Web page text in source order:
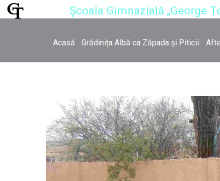
Școala Gimnazială „George
Acasă Grădinița Albă ca Zăpada și Piticii